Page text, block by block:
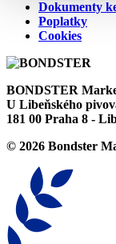
Dokumenty
Poplatky
Cookies
BONDSTER
U Libeňského
181 00 Praha 8 -
© 2026 Bondster